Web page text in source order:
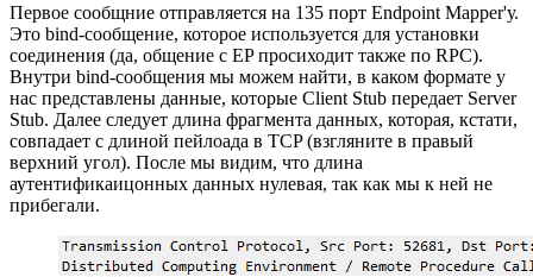
Первое сообщние отправляется на 135 порт Endpoint Mapper'у.
Это bind-сообщение, которое используется для установки
соединения (да, общение с EP просиходит также по RPC).
Внутри bind-сообщения мы можем найти, в каком формате у
нас представлены данные, которые Client Stub передает Server
Stub. Далее следует длина фрагмента данных, которая, кстати,
совпадает с длиной пейлоада в TCP (взгляните в правый
верхний угол). После мы видим, что длина
аутентификаицонных данных нулевая, так как мы к ней не
прибегали.